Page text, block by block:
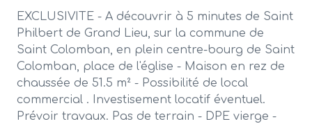
EXCLUSIVITE - A découvrir à 5 minutes de Saint
Philbert de Grand Lieu, sur la commune de
Saint Colomban, en plein centre-bourg de Saint
Colomban, place de l'église - Maison en rez de
chaussée de 51.5 m² - Possibilité de local
commercial . Investisement locatif éventuel.
Prévoir travaux. Pas de terrain - DPE vierge -